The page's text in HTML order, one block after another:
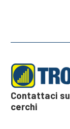
Contattaci
cerchi